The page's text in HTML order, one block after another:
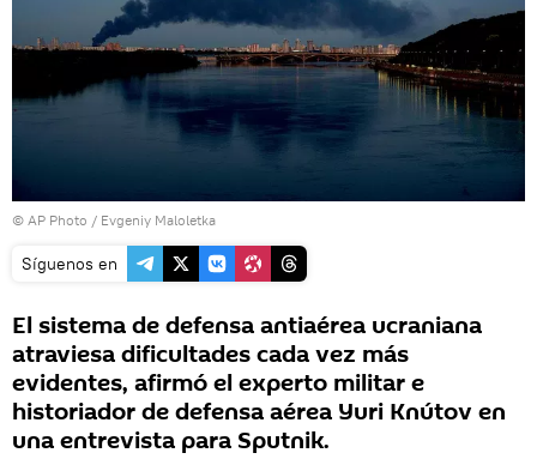
© AP Photo / Evgeniy Maloletka
Síguenos en
El sistema de defensa antiaérea ucraniana
atraviesa dificultades cada vez más
evidentes, afirmó el experto militar e
historiador de defensa aérea Yuri Knútov en
una entrevista para Sputnik.